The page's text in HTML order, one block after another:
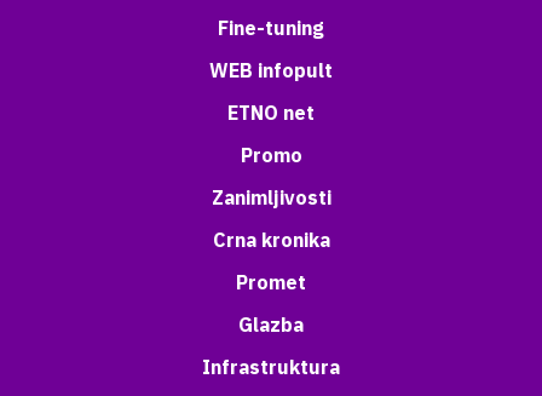
Fine-tuning
WEB infopult
ETNO net
Promo
Zanimljivosti
Crna kronika
Promet
Glazba
Infrastruktura